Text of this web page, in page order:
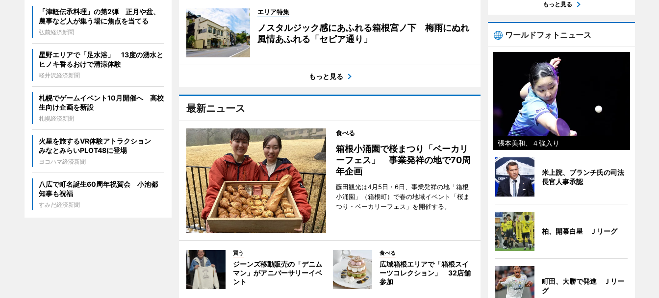
エリア特集
ノスタルジック感にあふれる箱根宮ノ下 梅雨にぬれ
風情あふれる「セピア通り」
もっと見る
最新ニュース
食べる
箱根小涌園で桜まつり「ベーカリ
ーフェス」 事業発祥の地で70周
年企画
藤田観光は4月5日・6日、事業発祥の地「箱根
小涌園」（箱根町）で春の地域イベント「桜ま
つり・ベーカリーフェス」を開催する。
買う
ジーンズ移動販売の「デニム
マン」がアニバーサリーイベ
ント
食べる
広域箱根エリアで「箱根スイ
ーツコレクション」 32店舗
参加
「津軽伝承料理」の第2弾 正月や盆、
農事など人が集う場に焦点を当てる
弘前経済新聞
星野エリアで「足水浴」 13度の湧水と
ヒノキ香るおけで清涼体験
軽井沢経済新聞
札幌でゲームイベント10月開催へ 高校
生向け企画を新設
札幌経済新聞
火星を旅するVR体験アトラクション
みなとみらいPLOT48に登場
ヨコハマ経済新聞
八広で町名誕生60周年祝賀会 小池都
知事も祝福
すみだ経済新聞
もっと見る
ワールドフォトニュース
張本美和、４強入り
米上院、ブランチ氏の司法
長官人事承認
柏、開幕白星 Ｊリーグ
町田、大勝で発進 Ｊリー
グ